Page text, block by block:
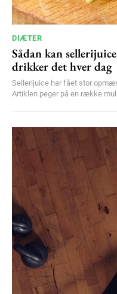
DIÆTER
Sådan kan
drikker det hver dag
Sellerijuice har fået stor
Artiklen peger på en række